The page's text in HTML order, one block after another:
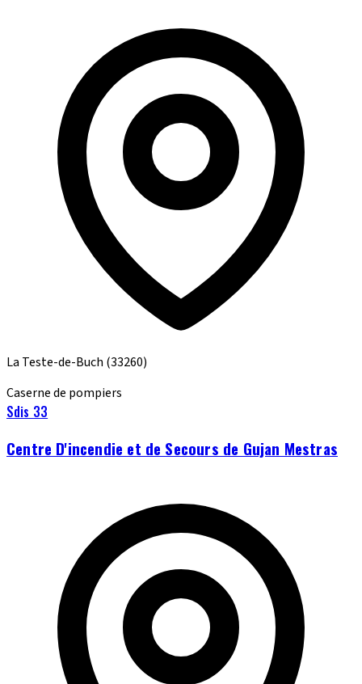
La Teste-de-Buch (33260)
Caserne de pompiers
Sdis 33
Centre D'incendie et de Secours de Gujan Mestras